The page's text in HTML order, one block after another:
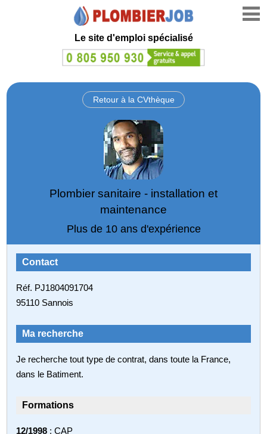
Le site d'emploi spécialisé
Retour à la CVthèque
Plombier sanitaire - installation et
maintenance
Plus de 10 ans d'expérience
Contact
Réf. PJ1804091704
95110 Sannois
Ma recherche
Je recherche tout type de contrat, dans toute la France,
dans le Batiment.
Formations
12/1998 : CAP